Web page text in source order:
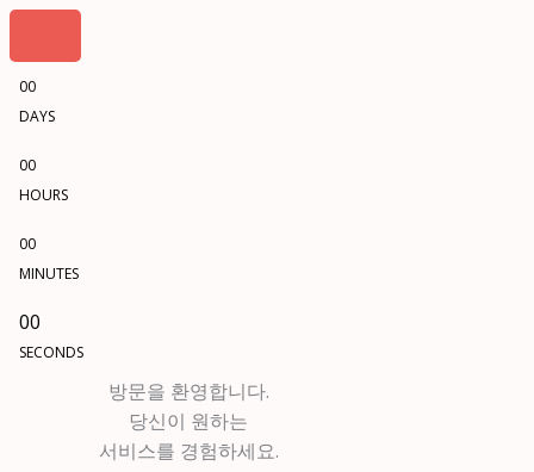
00
DAYS
00
HOURS
00
MINUTES
00
SECONDS
방문을 환영합니다.
당신이 원하는
서비스를 경험하세요.